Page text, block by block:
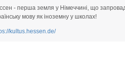
- перша земля у Німеччині, що
мову як іноземну у школах!
kultus.hessen.de/